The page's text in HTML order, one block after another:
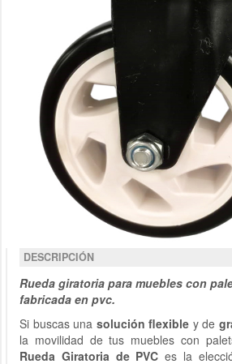
DESCRIPCIÓN
Rueda giratoria para muebles con
fabricada en pvc.
Si buscas una solución flexible y de
la movilidad de tus muebles con
Rueda Giratoria de PVC es la